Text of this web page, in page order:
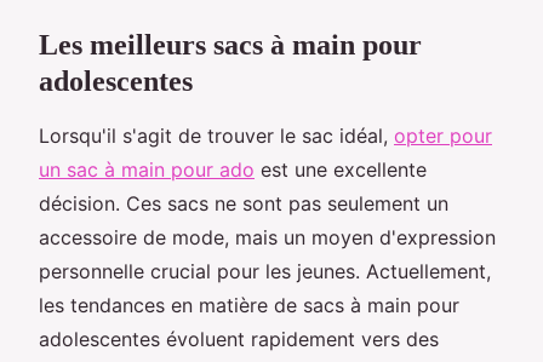
Les meilleurs sacs à main pour
adolescentes
Lorsqu'il s'agit de trouver le sac idéal, opter pour
un sac à main pour ado est une excellente
décision. Ces sacs ne sont pas seulement un
accessoire de mode, mais un moyen d'expression
personnelle crucial pour les jeunes. Actuellement,
les tendances en matière de sacs à main pour
adolescentes évoluent rapidement vers des